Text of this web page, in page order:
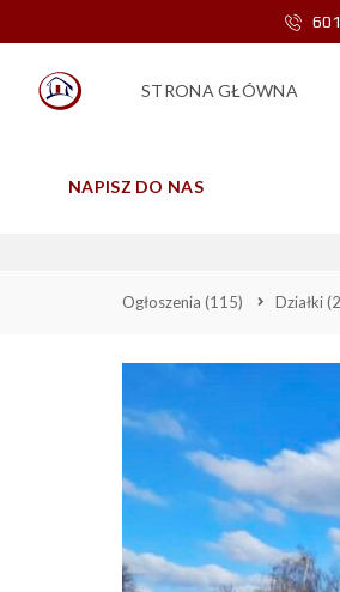
STRONA GŁÓWNA
NAPISZ DO NAS
Ogłoszenia (115) Działki